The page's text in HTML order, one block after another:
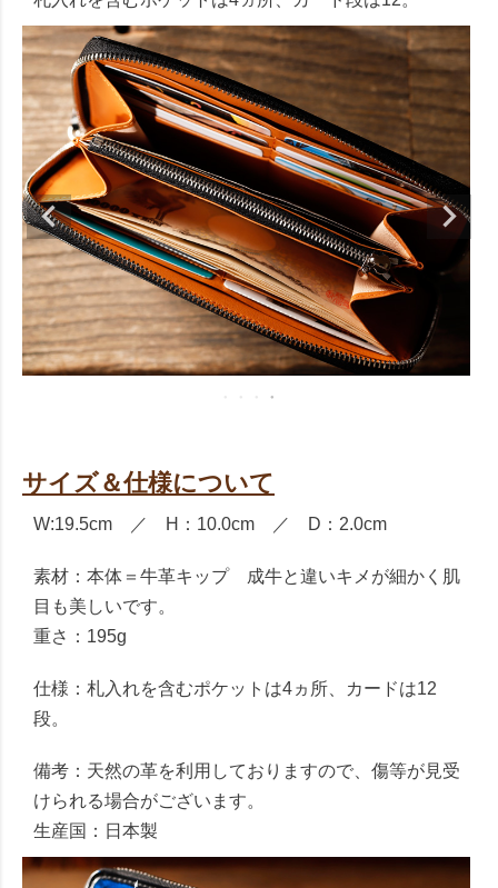
サイズ＆仕様について
W:19.5cm ／ H：10.0cm ／ D：2.0cm
素材：本体＝牛革キップ 成牛と違いキメが細かく肌
目も美しいです。
重さ：195g
仕様：札入れを含むポケットは4ヵ所、カードは12
段。
備考：天然の革を利用しておりますので、傷等が見受
けられる場合がございます。
生産国：日本製